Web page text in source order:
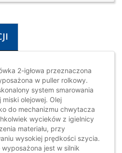
2-igłowa przeznaczona
w puller rolkowy.
system smarowania
olejowej. Olej
do mechanizmu chwytacza
wycieków z igielnicy
materiału, przy
wysokiej prędkości szycia.
jest w silnik